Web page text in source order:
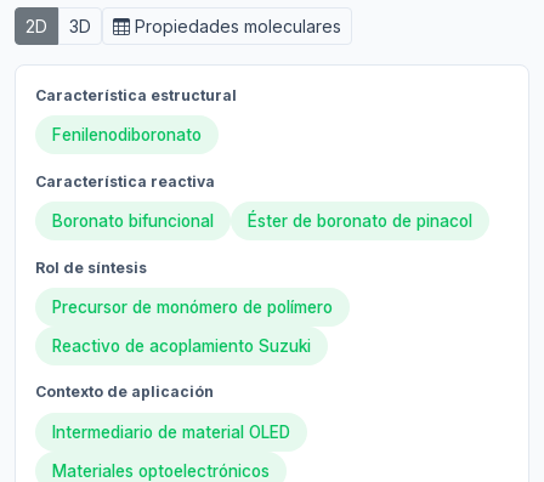
2D 3D Propiedades moleculares
Característica estructural
Fenilenodiboronato
Característica reactiva
Boronato bifuncional Éster de boronato de pinacol
Rol de síntesis
Precursor de monómero de polímero
Reactivo de acoplamiento Suzuki
Contexto de aplicación
Intermediario de material OLED
Materiales optoelectrónicos